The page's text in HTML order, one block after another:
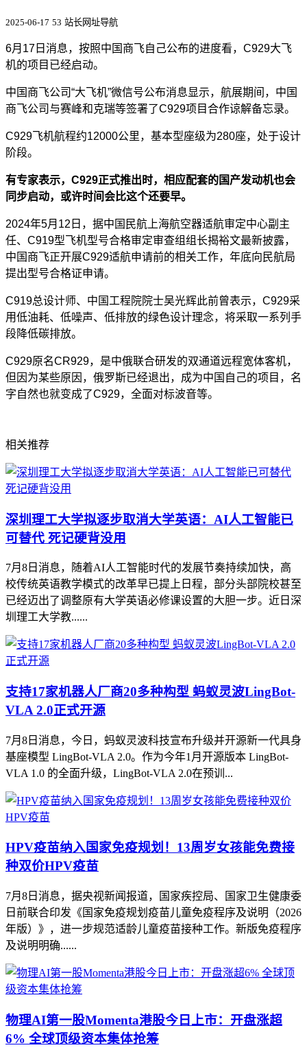
2025-06-17 53 站长网址导航
6月17日消息，按照中国商飞自己公布的进度看，C929大飞
机的项目已经启动。
中国商飞公司“大飞机”微信号公布消息显示，航展期间，中国
商飞公司与赛峰和克瑞等签署了C929项目合作谅解备忘录。
C929飞机航程约12000公里，基本型座级为280座，处于设计
阶段。
有专家表示，C929正式推出时，相应配套的国产发动机也会
同步启动，或许时间会比这个还要早。
2024年5月12日，据中国民航上海航空器适航审定中心副主
任、C919型飞机型号合格审定审查组组长揭裕文最新披露，
中国商飞正开展C929适航申请前的相关工作，年底向民航局
提出型号合格证申请。
C919总设计师、中国工程院院士吴光辉此前曾表示，C929采
用低油耗、低噪声、低排放的绿色设计理念，将采取一系列手
段降低碳排放。
C929原名CR929，是中俄联合研发的双通道远程宽体客机，
但因为某些原因，俄罗斯已经退出，成为中国自己的项目，名
字自然也就变成了C929，全面对标波音等。
相关推荐
深圳理工大学拟逐步取消大学英语：AI人工智能已
可替代 死记硬背没用
7月8日消息，随着AI人工智能时代的发展节奏持续加快，高
校传统英语教学模式的改革早已提上日程，部分头部院校甚至
已经迈出了调整原有大学英语必修课设置的大胆一步。近日深
圳理工大学教......
支持17家机器人厂商20多种构型 蚂蚁灵波LingBot-
VLA 2.0正式开源
7月8日消息，今日，蚂蚁灵波科技宣布升级并开源新一代具身
基座模型 LingBot-VLA 2.0。作为今年1月开源版本 LingBot-
VLA 1.0 的全面升级，LingBot-VLA 2.0在预训...
HPV疫苗纳入国家免疫规划！13周岁女孩能免费接
种双价HPV疫苗
7月8日消息，据央视新闻报道，国家疾控局、国家卫生健康委
日前联合印发《国家免疫规划疫苗儿童免疫程序及说明（2026
年版）》，进一步规范适龄儿童疫苗接种工作。新版免疫程序
及说明明确......
物理AI第一股Momenta港股今日上市：开盘涨超
6% 全球顶级资本集体抢筹